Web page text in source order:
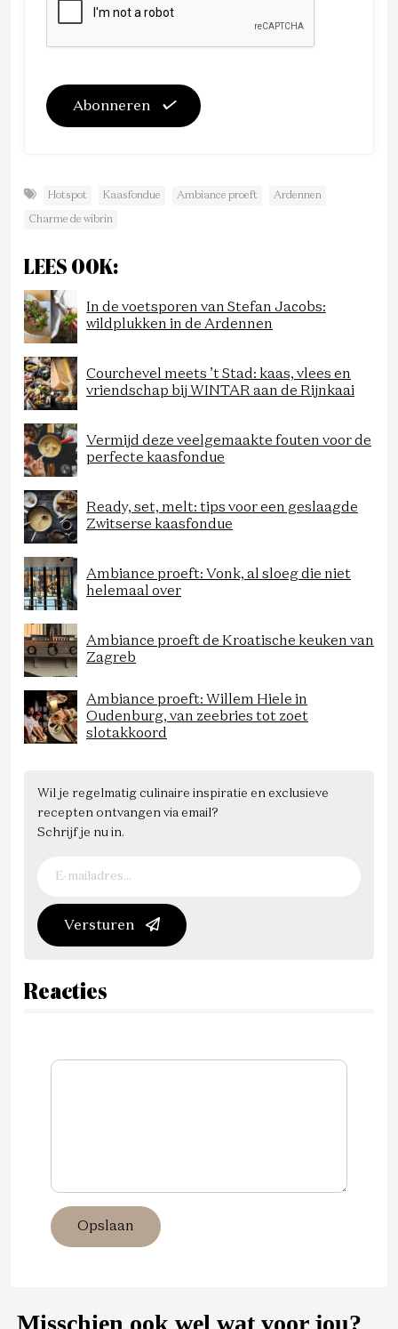
Abonneren
Hotspot Kaasfondue Ambiance proeft Ardennen
Charme de wibrin
LEES OOK:
In de voetsporen van Stefan Jacobs:
wildplukken in de Ardennen
Courchevel meets ’t Stad: kaas, vlees en
vriendschap bij WINTAR aan de Rijnkaai
Vermijd deze veelgemaakte fouten voor de
perfecte kaasfondue
Ready, set, melt: tips voor een geslaagde
Zwitserse kaasfondue
Ambiance proeft: Vonk, al sloeg die niet
helemaal over
Ambiance proeft de Kroatische keuken van
Zagreb
Ambiance proeft: Willem Hiele in
Oudenburg, van zeebries tot zoet
slotakkoord
Wil je regelmatig culinaire inspiratie en exclusieve
recepten ontvangen via email?
Schrijf je nu in.
Versturen
Reacties
Opslaan
Misschien ook wel wat voor jou?